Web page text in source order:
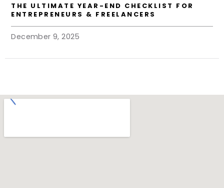
THE ULTIMATE YEAR-END CHECKLIST FOR
ENTREPRENEURS & FREELANCERS
December 9, 2025